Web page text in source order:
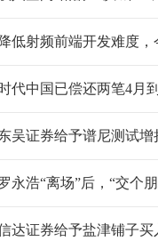
降低射频前端开发难度，
代中国已偿还两笔4月
吴证券给予谱尼测试
永浩“离场”后，“交个
达证券给予盐津铺子